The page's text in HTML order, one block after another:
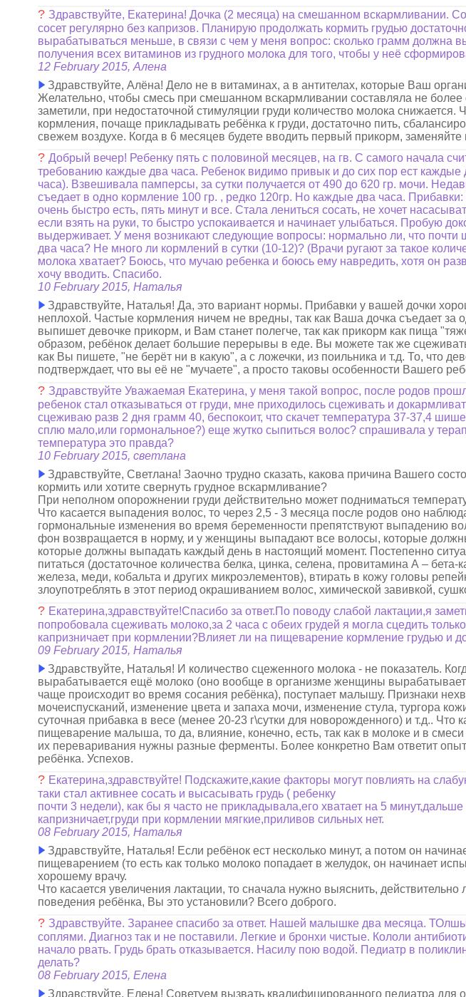
? Здравствуйте, Екатерина! Дочка (2 месяца) на смешанном вскармливании.
сосет регулярно без капризов. Планирую продолжать кормить грудью
вырабатываться меньше, в связи с чем у меня вопрос: сколько грамм должна
получения всех витаминов из грудного молока для того, чтобы у неё
12 February 2015, Алена
Здравствуйте, Алёна! Дело не в витаминах, а в антителах, которые Ваш
Желательно, чтобы смесь при смешанном вскармливании составляла не
заметили, при недостаточной стимуляции груди количество молока
кормления, почаще прикладывать ребёнка к груди, достаточно пить,
свежем воздухе. Когда в 6 месяцев будете вводить первый прикорм,
?Добрый вечер! Ребенку пять с половиной месяцев, на гв. С самого начала
требованию каждые два часа. Ребенок видимо привык и до сих пор ест
часа). Взвешивала памперсы, за сутки получается от 490 до 620 гр. мочи.
съедает в одно кормление 100 гр. , редко 120гр. Но каждые два часа.
очень быстро есть, пять минут и все. Стала лениться сосать, не хочет
если взять на руки, то быстро успокаивается и начинает улыбаться. Пробую
выдерживает. У меня возникают следующие вопросы: нормально ли, что почти
два часа? Не много ли кормлений в сутки (10-12)? (Врачи ругают за такое
молока хватает? Боюсь, что мучаю ребенка и боюсь ему навредить, хотя он
хочу вводить. Спасибо.
10 February 2015, Наталья
Здравствуйте, Наталья! Да, это вариант нормы. Прибавки у вашей дочки
неплохой. Частые кормления ничем не вредны, так как Ваша дочка съедает за
выпишет девочке прикорм, и Вам станет полегче, так как прикорм как пища
образом, ребёнок делает большие перерывы в еде. Вы можете так же
как Вы пишете, "не берёт ни в какую", а с ложечки, из поильника и т.д. То, что
подтверждает, что вы её не "мучаете", а просто таковы особенности Вашего
? Здравствуйте Уважаемая Екатерина, у меня такой вопрос, после родов
ребенок стал отказываться от груди, мне приходилось сцеживать и
сцеживаю разв 2 дня грамм 40, беспокоит, что скачет температура 37-37,4
сплю мало,или гормональное?) еще жутко сыпиться волос? спрашивала у
температура это правда?
10 February 2015, светлана
Здравствуйте, Светлана! Заочно трудно сказать, какова причина Вашего
кормить или хотите свернуть грудное вскармливание?
При неполном опорожнении груди действительно может подниматься
Что касается выпадения волос, то через 2,5 - 3 месяца после родов оно
гормональные изменения во время беременности препятствуют выпадению
фон возвращается в норму, и у женщины выпадают все волосы, которые
которые должны выпадать каждый день в настоящий момент. Постепенно
питаться (достаточное количества белка, цинка, селена, провитамина А –
железа, меди, кобальта и других микроэлементов), втирать в кожу головы
злоупотреблять в этот период окрашиванием волос, химической завивкой,
? Екатерина,здравствуйте!Спасибо за ответ.По поводу слабой лактации,я
попробовала сцеживать молоко,за 2 часа с обеих грудей я могла сцедить
капризничает при кормлении?Влияет ли на пищеварение кормление грудью и
09 February 2015, Наталья
Здравствуйте, Наталья! И количество сцеженного молока - не показатель.
вырабатывается ещё молоко (оно вообще в организме женщины
чаще происходит во время сосания ребёнка), поступает малышу. Признаки
мочеиспусканий, изменение цвета и запаха мочи, изменение стула, тургора
суточная прибавка в весе (менее 20-23 г\сутки для новорожденного) и т.д..
пищеварение малыша, то да, влияние, конечно, есть, так как в молоке и в
их переваривания нужны разные ферменты. Более конкретно Вам ответит
ребёнка. Успехов.
? Екатерина,здравствуйте! Подскажите,какие факторы могут повлиять на
таки стал активнее сосать и высасывать грудь ( ребенку
почти 3 недели), как бы я часто не прикладывала,его хватает на 5 минут,дальше
капризничает,груди при кормлении мягкие,приливов сильных нет.
08 February 2015, Наталья
Здравствуйте, Наталья! Если ребёнок ест несколько минут, а потом он
пищеварением (то есть как только молоко попадает в желудок, он начинает
хорошему врачу.
Что касается увеличения лактации, то сначала нужно выяснить,
поведения ребёнка, Вы это установили? Всего доброго.
? Здравствуйте. Заранее спасибо за ответ. Нашей малышке два месяца.
соплями. Диагноз так и не поставили. Легкие и бронхи чистые. Кололи
начало рвать. Грудь брать отказывается. Насилу пою водой. Педиатр в
делать?
08 February 2015, Елена
Здравствуйте, Елена! Советуем вызвать квалифицированного педиатра